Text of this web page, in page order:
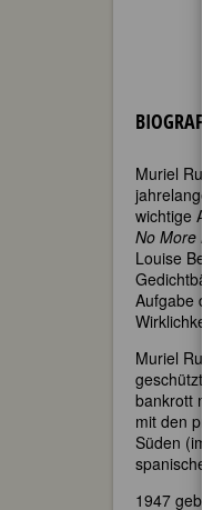
BIOGRAFIE
Muriel
wichtige
No More
Louise
Aufgabe
Muriel
geschützte
bankrott
mit den
Süden (im
spanischen
1947